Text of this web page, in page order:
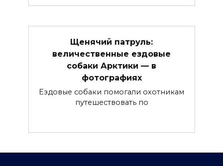
Щенячий патруль:
величественные ездовые
собаки Арктики — в
фотографиях
Ездовые собаки помогали охотникам
путешествовать по